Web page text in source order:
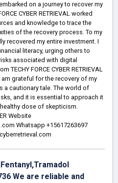
on a journey to recover my
CYBER RETRIEVAL worked
and knowledge to trace the
of the recovery process. To my
recovered my entire investment. I
literacy, urging others to
associated with digital
TECHY FORCE CYBER RETRIEVAL
grateful for the recovery of my
a cautionary tale. The world of
and it is essential to approach it
dose of skepticism.
Website
Whatsapp +15617263697
We are reliable and